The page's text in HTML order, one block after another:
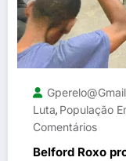
Luta, População
Comentários
Belford Roxo